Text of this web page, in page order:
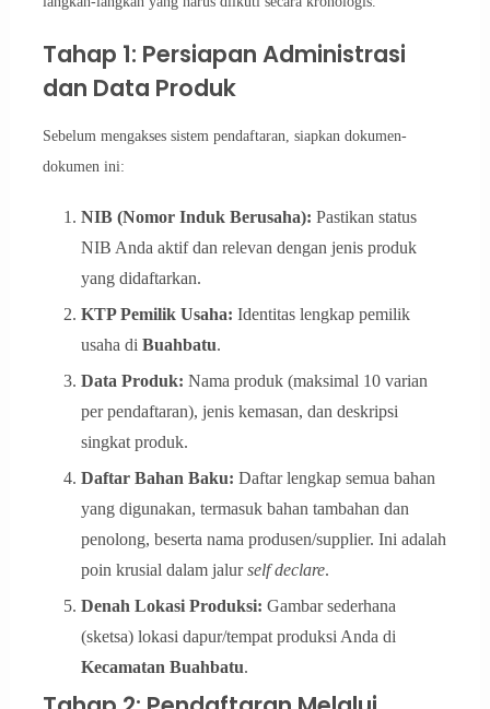
Tahap 1: Persiapan Administrasi
dan Data Produk
Sebelum mengakses sistem pendaftaran, siapkan dokumen-
dokumen ini:
NIB (Nomor Induk Berusaha): Pastikan status
NIB Anda aktif dan relevan dengan jenis produk
yang didaftarkan.
KTP Pemilik Usaha: Identitas lengkap pemilik
usaha di Buahbatu.
Data Produk: Nama produk (maksimal 10 varian
per pendaftaran), jenis kemasan, dan deskripsi
singkat produk.
Daftar Bahan Baku: Daftar lengkap semua bahan
yang digunakan, termasuk bahan tambahan dan
penolong, beserta nama produsen/supplier. Ini adalah
poin krusial dalam jalurself declare.
Denah Lokasi Produksi: Gambar sederhana
(sketsa) lokasi dapur/tempat produksi Anda di
Kecamatan Buahbatu.